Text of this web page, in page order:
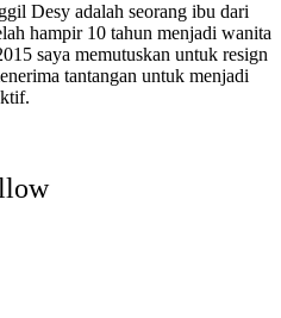
Desy adalah seorang ibu dari
hampir 10 tahun menjadi wanita
saya memutuskan untuk resign
tantangan untuk menjadi